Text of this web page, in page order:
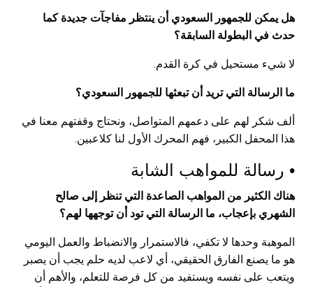
هل يمكن للجمهور السعودي أن ينتظر مفاجآت جديدة كما
حدث في البطولة السابقة؟
لا شيء مستحيل في كرة القدم.
ما الرسالة التي تريد أن تبعثها للجمهور السعودي؟
ألف شكر لهم على دعمهم المتواصل، ونحتاج وقفتهم معنا في
هذا المحفل الكبير، فهم المحرك الأول لنا كلاعبين.
• رسالة للمواهب الشابة
هناك الكثير من المواهب الصاعدة التي تنظر إلى صالح
الشهري بإعجاب، ما الرسالة التي تود أن توجهها لهم؟
الموهبة وحدها لا تكفي، فالاستمرار والانضباط والعمل اليومي
هو ما يصنع الفارق الحقيقي، أي لاعب لديه حلم يجب أن يصبر
ويتعب على نفسه ويستفيد من كل فرصة للتعلم، والأهم أن